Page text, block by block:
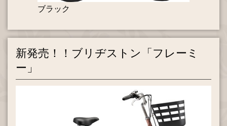
ブラック
新発売！！ブリヂストン「フレーミ
ー」